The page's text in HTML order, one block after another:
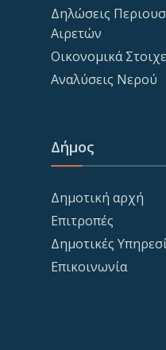
Δηλώσεις
Αιρετών
Οικονομικά
Αναλύσεις Νερού
Δήμος
Δημοτική αρχή
Επιτροπές
Δημοτικές
Επικοινωνία